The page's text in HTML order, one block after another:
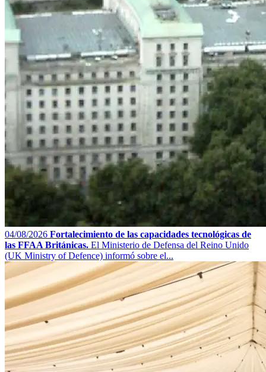
04/08/2026 Fortalecimiento de las capacidades tecnológicas de
las FFAA Británicas. El Ministerio de Defensa del Reino Unido
(UK Ministry of Defence) informó sobre el...